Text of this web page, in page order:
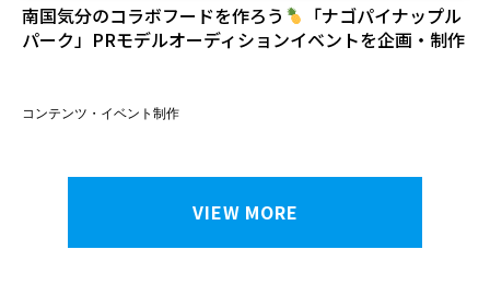
南国気分のコラボフードを作ろう
「ナゴパイナップル
パーク」PRモデルオーディションイベントを企画・制作
コンテンツ・イベント制作
VIEW MORE